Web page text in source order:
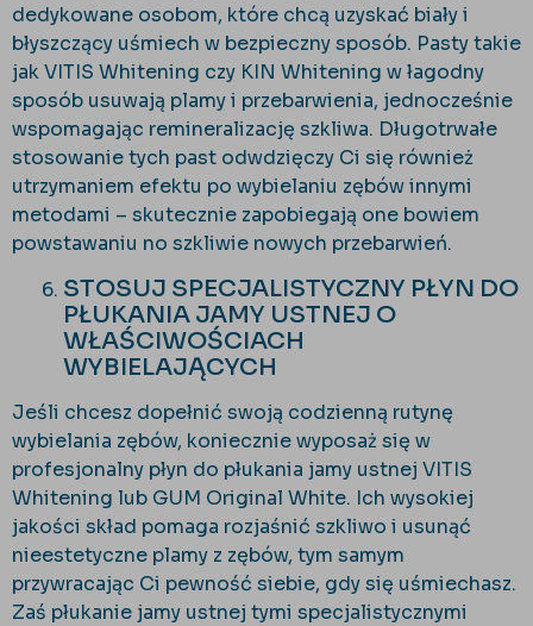
dedykowane osobom, które chcą uzyskać biały i
błyszczący uśmiech w bezpieczny sposób. Pasty takie
jak VITIS Whitening czy KIN Whitening w łagodny
sposób usuwają plamy i przebarwienia, jednocześnie
wspomagając remineralizację szkliwa. Długotrwałe
stosowanie tych past odwdzięczy Ci się również
utrzymaniem efektu po wybielaniu zębów innymi
metodami – skutecznie zapobiegają one bowiem
powstawaniu no szkliwie nowych przebarwień.
STOSUJ SPECJALISTYCZNY PŁYN DO
PŁUKANIA JAMY USTNEJ O
WŁAŚCIWOŚCIACH
WYBIELAJĄCYCH
Jeśli chcesz dopełnić swoją codzienną rutynę
wybielania zębów, koniecznie wyposaż się w
profesjonalny płyn do płukania jamy ustnej VITIS
Whitening lub GUM Original White. Ich wysokiej
jakości skład pomaga rozjaśnić szkliwo i usunąć
nieestetyczne plamy z zębów, tym samym
przywracając Ci pewność siebie, gdy się uśmiechasz.
Zaś płukanie jamy ustnej tymi specjalistycznymi